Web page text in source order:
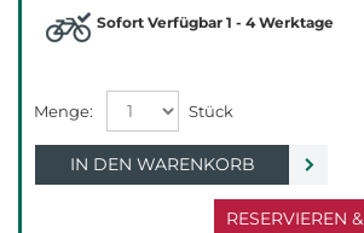
RESERVIEREN
Sofort Verfügbar 1 - 4 Werktage
IN DEN WARENKORB